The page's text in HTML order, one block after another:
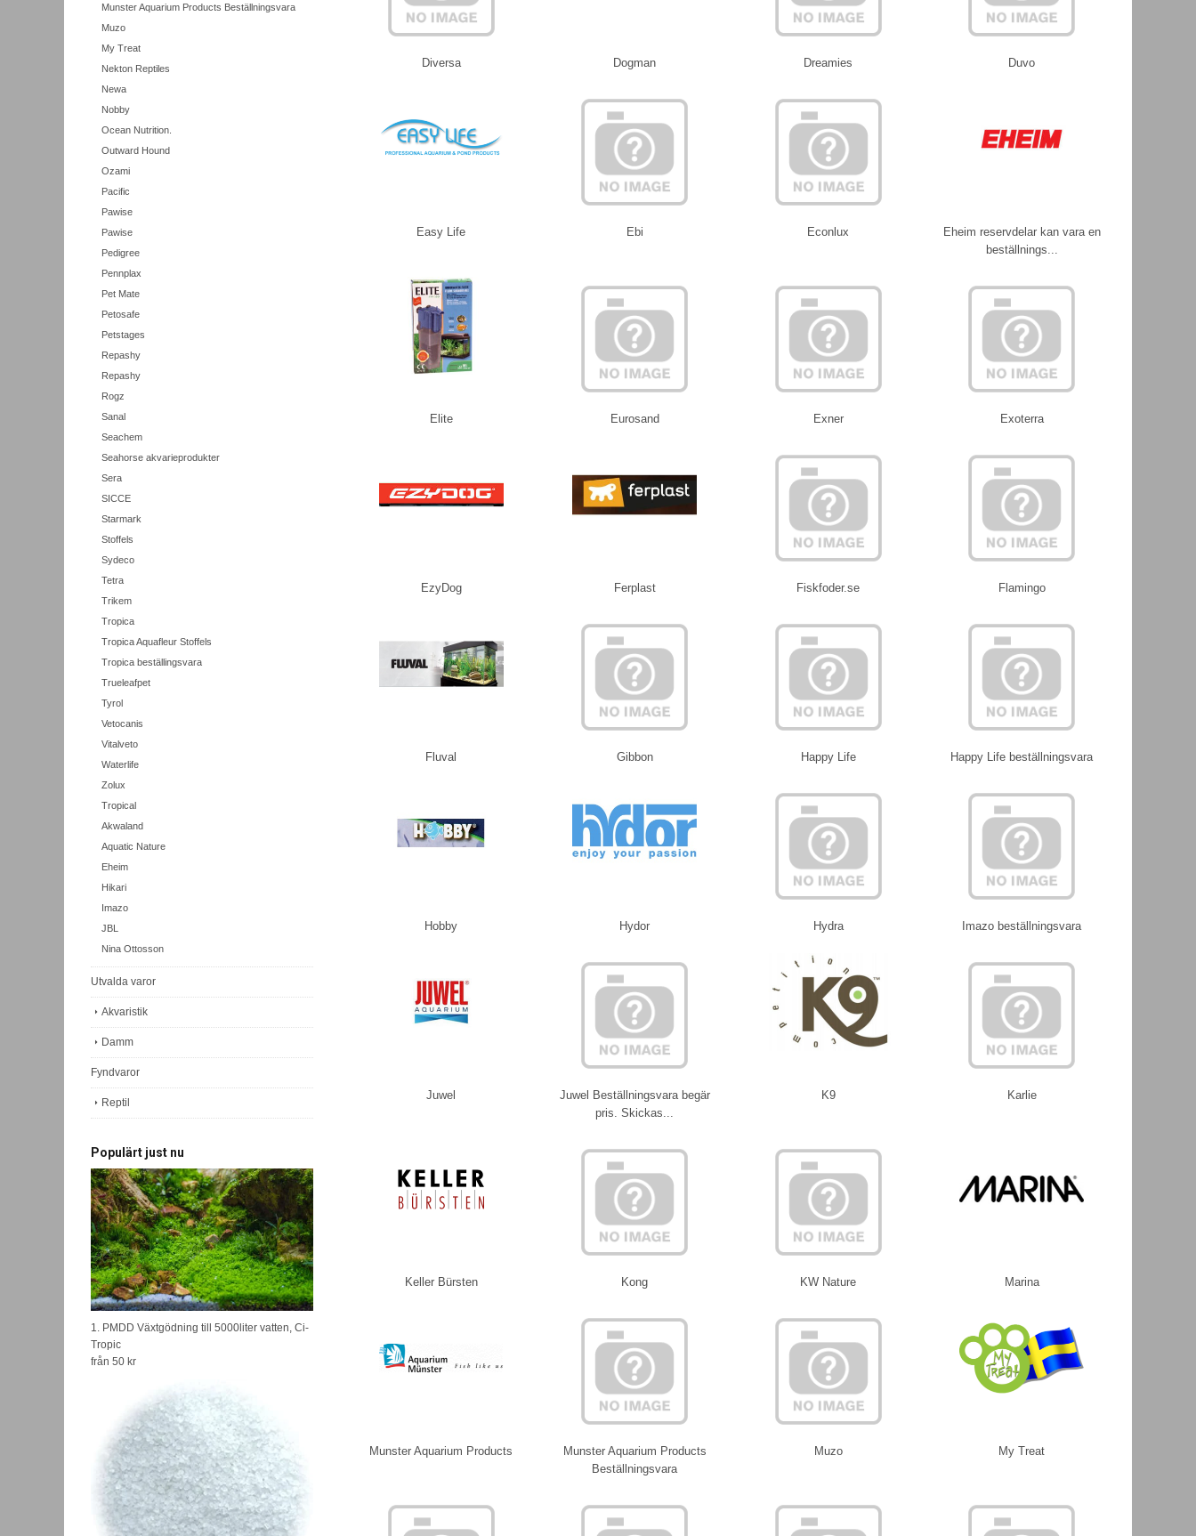
Munster Aquarium Products Beställningsvara
Muzo
My Treat
Nekton Reptiles
Newa
Nobby
Ocean Nutrition.
Outward Hound
Ozami
Pacific
Pawise
Pawise
Pedigree
Pennplax
Pet Mate
Petosafe
Petstages
Repashy
Repashy
Rogz
Sanal
Seachem
Seahorse akvarieprodukter
Sera
SICCE
Starmark
Stoffels
Sydeco
Tetra
Trikem
Tropica
Tropica Aquafleur Stoffels
Tropica beställingsvara
Trueleafpet
Tyrol
Vetocanis
Vitalveto
Waterlife
Zolux
Tropical
Akwaland
Aquatic Nature
Eheim
Hikari
Imazo
JBL
Nina Ottosson
Utvalda varor
Akvaristik
Damm
Fyndvaror
Reptil
Populärt just nu
1. PMDD Växtgödning till 5000liter vatten, Ci-
Tropic
från 50 kr
Diversa Dogman Dreamies Duvo
Easy Life Ebi Econlux
Eheim reservdelar kan vara en
beställnings...
Elite Eurosand Exner Exoterra
EzyDog Ferplast Fiskfoder.se Flamingo
Fluval Gibbon Happy Life Happy Life beställningsvara
Hobby Hydor Hydra Imazo beställningsvara
Juwel
Juwel Beställningsvara begär
pris. Skickas...
K9 Karlie
Keller Bürsten Kong KW Nature Marina
Munster Aquarium Products
Munster Aquarium Products
Beställningsvara
Muzo My Treat